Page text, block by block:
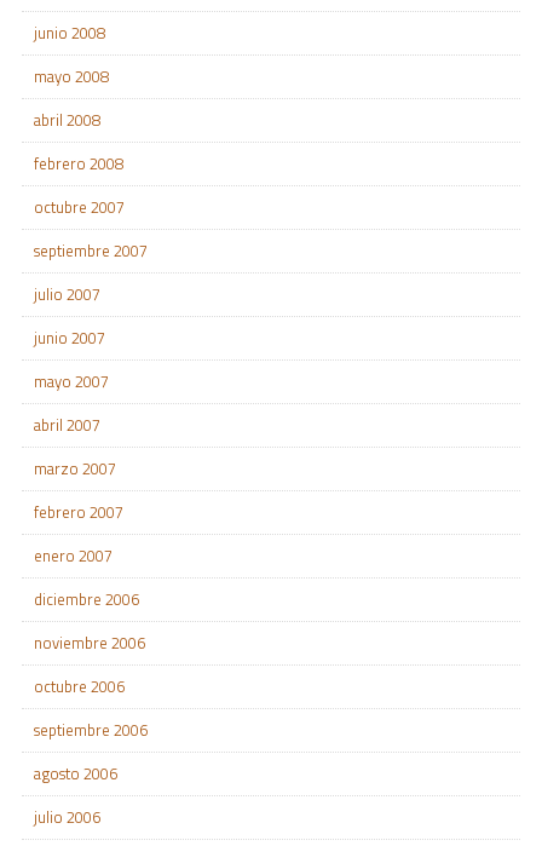
junio 2008
mayo 2008
abril 2008
febrero 2008
octubre 2007
septiembre 2007
julio 2007
junio 2007
mayo 2007
abril 2007
marzo 2007
febrero 2007
enero 2007
diciembre 2006
noviembre 2006
octubre 2006
septiembre 2006
agosto 2006
julio 2006